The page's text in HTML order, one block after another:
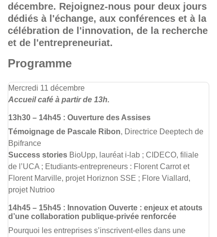
décembre. Rejoignez-nous pour deux jours
dédiés à l'échange, aux conférences et à la
célébration de l'innovation, de la recherche
et de l'entrepreneuriat.
Programme
Mercredi 11 décembre
Accueil café à partir de 13h.
13h30 – 14h45 : Ouverture des Assises
Témoignage de Pascale Ribon, Directrice Deeptech de
Bpifrance
Success stories BioUpp, lauréat i-lab ; CIDECO, filiale
de l’UCA ; Etudiants-entrepreneurs : Florent Carrot et
Florent Marville, projet Horiznon SSE ; Flore Viallard,
projet Nutrioo
14h45 – 15h45 : Innovation Ouverte : enjeux et atouts
d’une collaboration publique-privée renforcée
Pourquoi les entreprises s’inscrivent-elles dans une